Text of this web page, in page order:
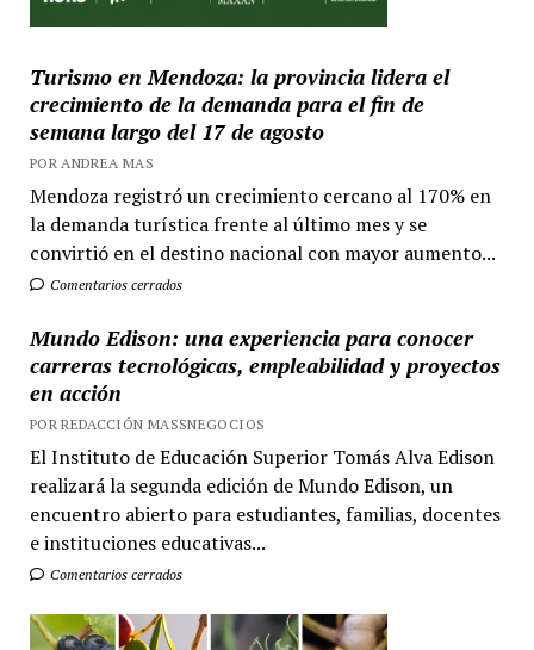
Turismo en Mendoza: la provincia lidera el
crecimiento de la demanda para el fin de
semana largo del 17 de agosto
POR ANDREA MAS
Mendoza registró un crecimiento cercano al 170% en
la demanda turística frente al último mes y se
convirtió en el destino nacional con mayor aumento...
Comentarios cerrados
Mundo Edison: una experiencia para conocer
carreras tecnológicas, empleabilidad y proyectos
en acción
POR REDACCIÓN MASSNEGOCIOS
El Instituto de Educación Superior Tomás Alva Edison
realizará la segunda edición de Mundo Edison, un
encuentro abierto para estudiantes, familias, docentes
e instituciones educativas...
Comentarios cerrados